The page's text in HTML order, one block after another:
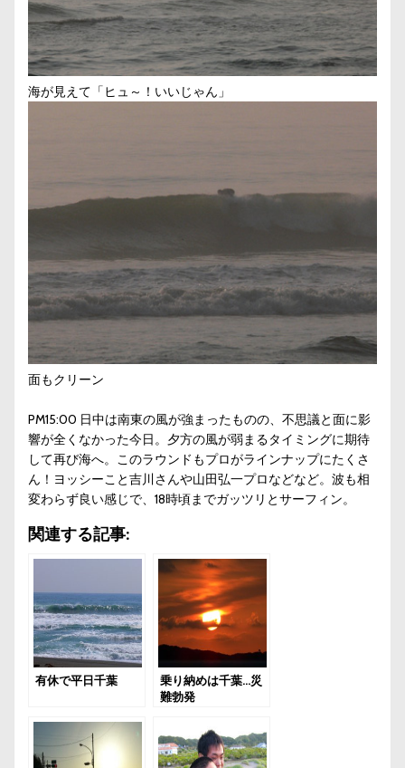
海が見えて「ヒュ～！いいじゃん」
面もクリーン
PM15:00 日中は南東の風が強まったものの、不思議と面に影
響が全くなかった今日。夕方の風が弱まるタイミングに期待
して再び海へ。このラウンドもプロがラインナップにたくさ
ん！ヨッシーこと吉川さんや山田弘一プロなどなど。波も相
変わらず良い感じで、18時頃までガッツリとサーフィン。
関連する記事:
有休で平日千葉
乗り納めは千葉…災
難勃発